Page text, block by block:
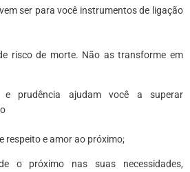
ser para você instrumentos de ligação
risco de morte. Não as transforme em
e prudência ajudam você a superar
respeito e amor ao próximo;
o próximo nas suas necessidades,